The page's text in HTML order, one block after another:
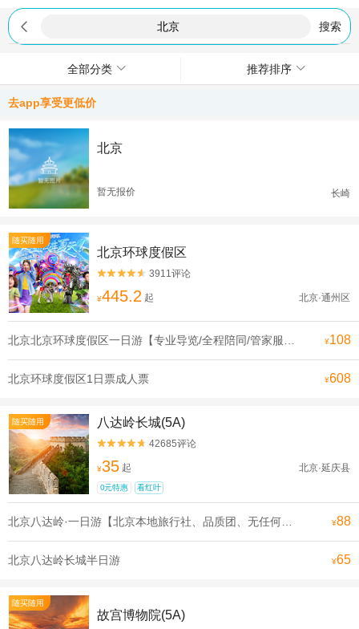
 搜索
全部分类 推荐排序
去app享受更低价
北京
暂无报价 长崎
随买随用
北京环球度假区

 3911评论
¥445.2 起 北京·通州区
¥108
北京环球度假区1日票成人票 ¥608
随买随用 八达岭长城(5A)

 42685评论
¥35 起 北京·延庆县
0元特惠 看红叶
¥88
北京八达岭长城半日游 ¥65
随买随用
故宫博物院(5A)